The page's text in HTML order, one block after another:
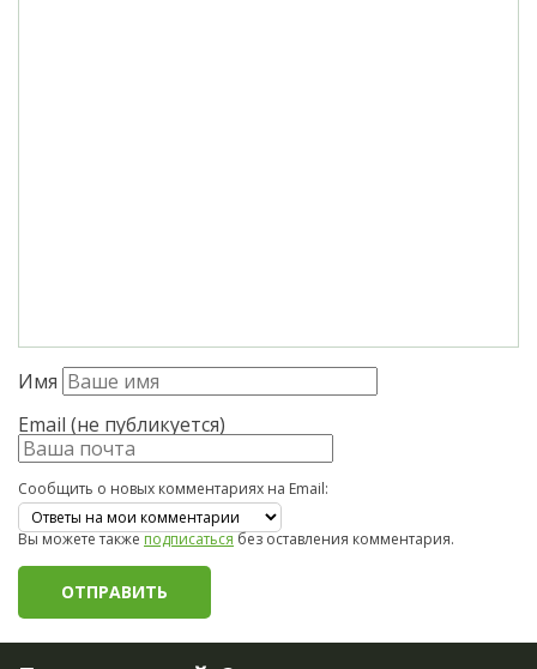
Имя
Email (не публикуется)
Сообщить о новых комментариях на Email:
Вы можете такжеподписатьсябез оставления комментария.